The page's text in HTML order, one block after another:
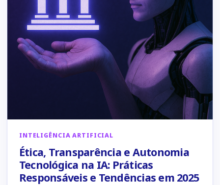
INTELIGÊNCIA ARTIFICIAL
Ética, Transparência e Autonomia
Tecnológica na IA: Práticas
Responsáveis e Tendências em 2025